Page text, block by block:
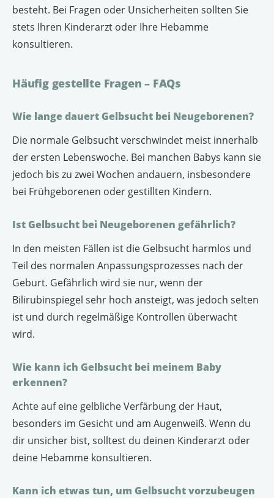
besteht. Bei Fragen oder Unsicherheiten sollten Sie
stets Ihren Kinderarzt oder Ihre Hebamme
konsultieren.
Häufig gestellte Fragen – FAQs
Wie lange dauert Gelbsucht bei Neugeborenen?
Die normale Gelbsucht verschwindet meist innerhalb
der ersten Lebenswoche. Bei manchen Babys kann sie
jedoch bis zu zwei Wochen andauern, insbesondere
bei Frühgeborenen oder gestillten Kindern.
Ist Gelbsucht bei Neugeborenen gefährlich?
In den meisten Fällen ist die Gelbsucht harmlos und
Teil des normalen Anpassungsprozesses nach der
Geburt. Gefährlich wird sie nur, wenn der
Bilirubinspiegel sehr hoch ansteigt, was jedoch selten
ist und durch regelmäßige Kontrollen überwacht
wird.
Wie kann ich Gelbsucht bei meinem Baby
erkennen?
Achte auf eine gelbliche Verfärbung der Haut,
besonders im Gesicht und am Augenweiß. Wenn du
dir unsicher bist, solltest du deinen Kinderarzt oder
deine Hebamme konsultieren.
Kann ich etwas tun, um Gelbsucht vorzubeugen